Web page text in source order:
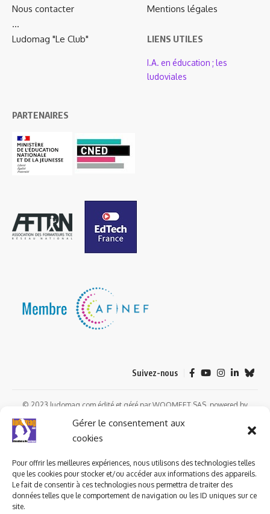
Gérer le consentement aux
cookies
Pour offrir les meilleures expériences, nous utilisons des technologies telles
que les cookies pour stocker et/ou accéder aux informations des appareils.
Le fait de consentir à ces technologies nous permettra de traiter des
données telles que le comportement de navigation ou les ID uniques sur ce
site.
Nous contacter
…
Ludomag "Le Club"
Mentions légales
LIENS UTILES
I.A. en éducation ; les
ludoviales
PARTENAIRES
Suivez-nous
© 2023 ludomag.com édité et géré par WOOMEET SAS, powered by